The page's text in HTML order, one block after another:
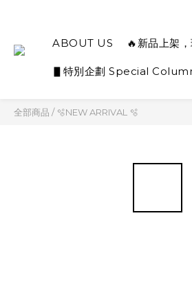
ABOUT US 🔥新品上架
▋特別企劃 Special
全部商品 /🫧NEW ARRIVAL 🫧